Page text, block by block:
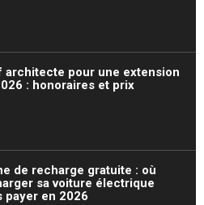
architecte pour une extension
: honoraires et prix
de recharge gratuite : où
sa voiture électrique
payer en 2026